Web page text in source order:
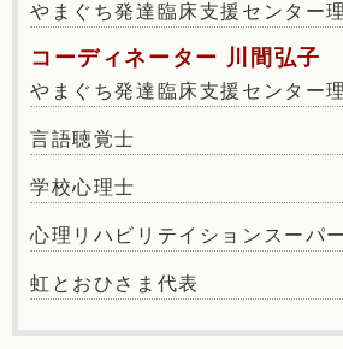
やまぐち発達臨床支援センター
コーディネーター 川間弘子
やまぐち発達臨床支援センター
言語聴覚士
学校心理士
心理リハビリテイションスーパ
虹とおひさま代表